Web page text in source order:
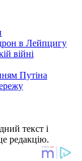
в Лейпцигу
війні
Путіна
текст і
редакцію.